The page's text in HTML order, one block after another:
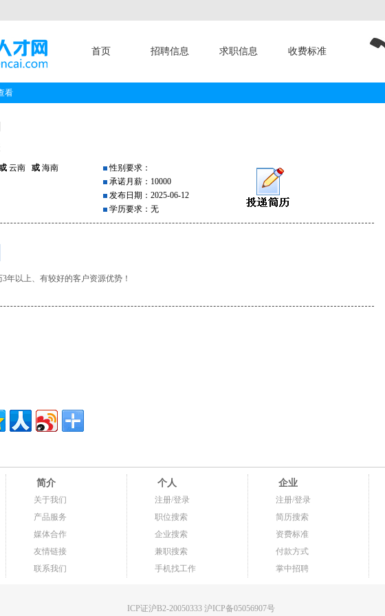
首页 招聘信息 求职信息 收费标准
看
云南 或海南
性别要求：
承诺月薪：10000
发布日期：2025-06-12
学历要求：无
年以上、有较好的客户资源优势！
简介
关于我们
产品服务
媒体合作
友情链接
联系我们
个人
注册/登录
职位搜索
企业搜索
兼职搜索
手机找工作
企业
注册/登录
简历搜索
资费标准
付款方式
掌中招聘
ICP证沪B2-20050333 沪ICP备05056907号